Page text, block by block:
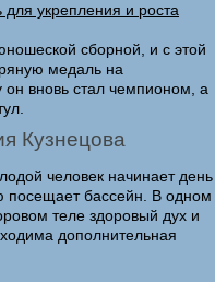
укрепления и роста
сборной, и с этой
медаль на
вновь стал чемпионом, а
Кузнецова
человек начинает день
посещает бассейн. В одном
теле здоровый дух и
дополнительная